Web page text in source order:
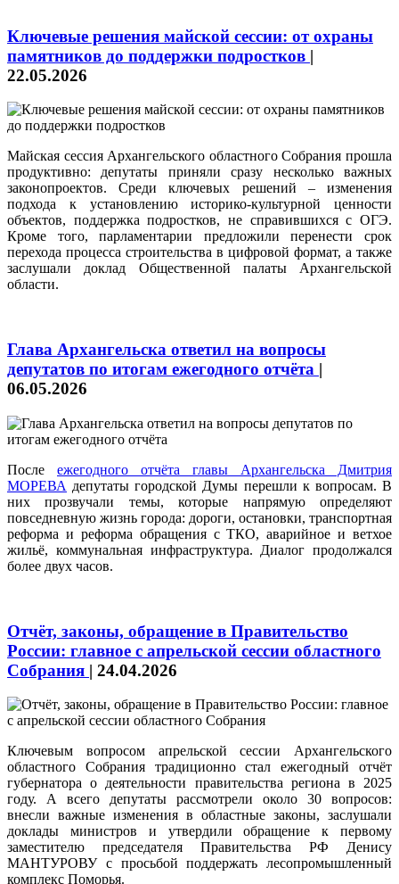
Ключевые решения майской сессии: от охраны
памятников до поддержки подростков |
22.05.2026
Майская сессия Архангельского областного Собрания прошла
продуктивно: депутаты приняли сразу несколько важных
законопроектов. Среди ключевых решений – изменения
подхода к установлению историко-культурной ценности
объектов, поддержка подростков, не справившихся с ОГЭ.
Кроме того, парламентарии предложили перенести срок
перехода процесса строительства в цифровой формат, а также
заслушали доклад Общественной палаты Архангельской
области.
Глава Архангельска ответил на вопросы
депутатов по итогам ежегодного отчёта |
06.05.2026
После ежегодного отчёта главы Архангельска Дмитрия
МОРЕВА депутаты городской Думы перешли к вопросам. В
них прозвучали темы, которые напрямую определяют
повседневную жизнь города: дороги, остановки, транспортная
реформа и реформа обращения с ТКО, аварийное и ветхое
жильё, коммунальная инфраструктура. Диалог продолжался
более двух часов.
Отчёт, законы, обращение в Правительство
России: главное с апрельской сессии областного
Собрания | 24.04.2026
Ключевым вопросом апрельской сессии Архангельского
областного Собрания традиционно стал ежегодный отчёт
губернатора о деятельности правительства региона в 2025
году. А всего депутаты рассмотрели около 30 вопросов:
внесли важные изменения в областные законы, заслушали
доклады министров и утвердили обращение к первому
заместителю председателя Правительства РФ Денису
МАНТУРОВУ с просьбой поддержать лесопромышленный
комплекс Поморья.